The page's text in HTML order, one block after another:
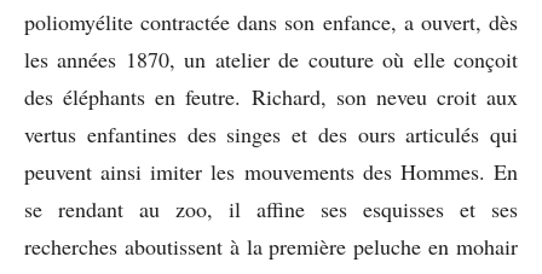
poliomyélite contractée dans son enfance, a ouvert, dès
les années 1870, un atelier de couture où elle conçoit
des éléphants en feutre. Richard, son neveu croit aux
vertus enfantines des singes et des ours articulés qui
peuvent ainsi imiter les mouvements des Hommes. En
se rendant au zoo, il affine ses esquisses et ses
recherches aboutissent à la première peluche en mohair